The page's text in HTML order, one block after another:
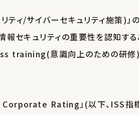
/サイバーセキュリティ施策)」の
報セキュリティの重要性を認知する
training(意識向上のための研修)
Corporate Rating」(以下、ISS指